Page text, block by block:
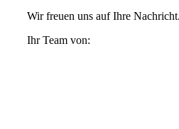
Wir freuen uns auf Ihre Nachricht.
Ihr Team von: